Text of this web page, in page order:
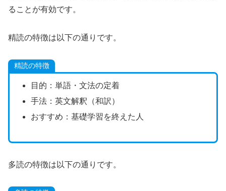
ることが有効です。
精読の特徴は以下の通りです。
精読の特徴
目的：単語・文法の定着
手法：英文解釈（和訳）
おすすめ：基礎学習を終えた人
多読の特徴は以下の通りです。